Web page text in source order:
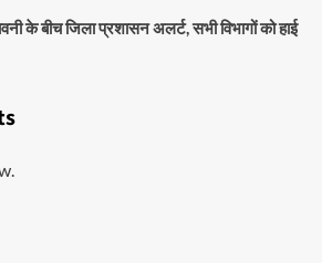
के बीच जिला प्रशासन अलर्ट, सभी विभागों को हाई